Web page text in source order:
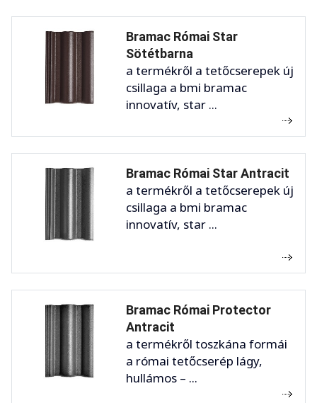
Bramac Római Star
Sötétbarna
a termékről a tetőcserepek új
csillaga a bmi bramac
innovatív, star ...
Bramac Római Star Antracit
a termékről a tetőcserepek új
csillaga a bmi bramac
innovatív, star ...
Bramac Római Protector
Antracit
a termékről toszkána formái
a római tetőcserép lágy,
hullámos – ...